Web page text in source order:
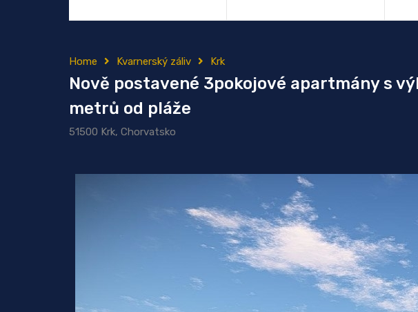
Home Kvarnerský záliv Krk
Nově postavené 3pokojové apartmány s
metrů od pláže
51500 Krk, Chorvatsko